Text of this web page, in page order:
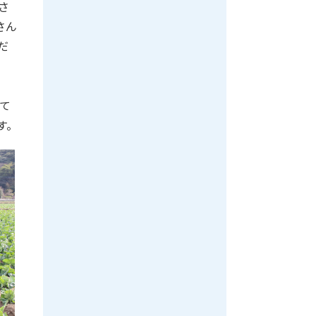
ん